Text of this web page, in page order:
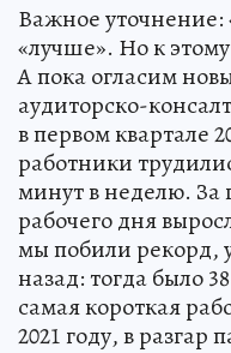
Важное уточнение:
«лучше». Но к
А пока огласим
аудиторско-
в первом квартале
работники
минут в неделю. За
рабочего дня
мы побили рекорд,
назад: тогда было
самая короткая
2021 году, в разгар